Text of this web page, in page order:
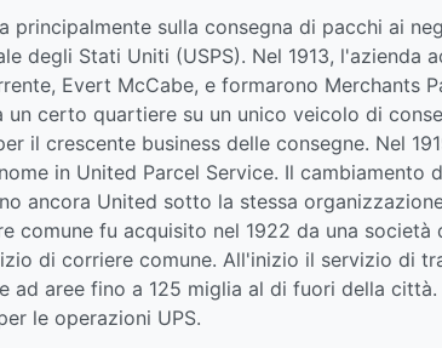
principalmente sulla consegna di pacchi ai
degli Stati Uniti (USPS). Nel 1913, l'azienda
Evert McCabe, e formarono Merchants
certo quartiere su un unico veicolo di
il crescente business delle consegne. Nel
in United Parcel Service. Il
ancora United sotto la stessa
fu acquisito nel 1922 da una società
di corriere comune. All'inizio il servizio di
ad aree fino a 125 miglia al di fuori della
le operazioni UPS.